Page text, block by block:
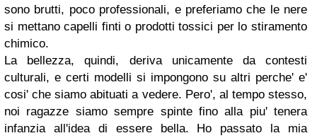
sono brutti, poco professionali, e preferiamo che le nere
si mettano capelli finti o prodotti tossici per lo stiramento
chimico.
La bellezza, quindi, deriva unicamente da contesti
culturali, e certi modelli si impongono su altri perche' e'
cosi' che siamo abituati a vedere. Pero', al tempo stesso,
noi ragazze siamo sempre spinte fino alla piu' tenera
infanzia all'idea di essere bella. Ho passato la mia